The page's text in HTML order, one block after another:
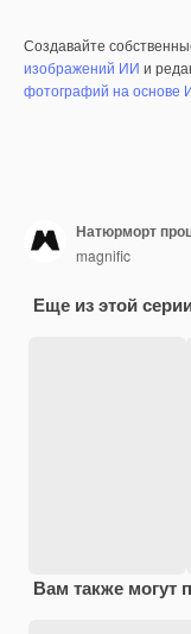
Создавайте
изображений ИИ и
фотографий на основе
Натюрморт
magnific
Еще из этой
Вам также могут